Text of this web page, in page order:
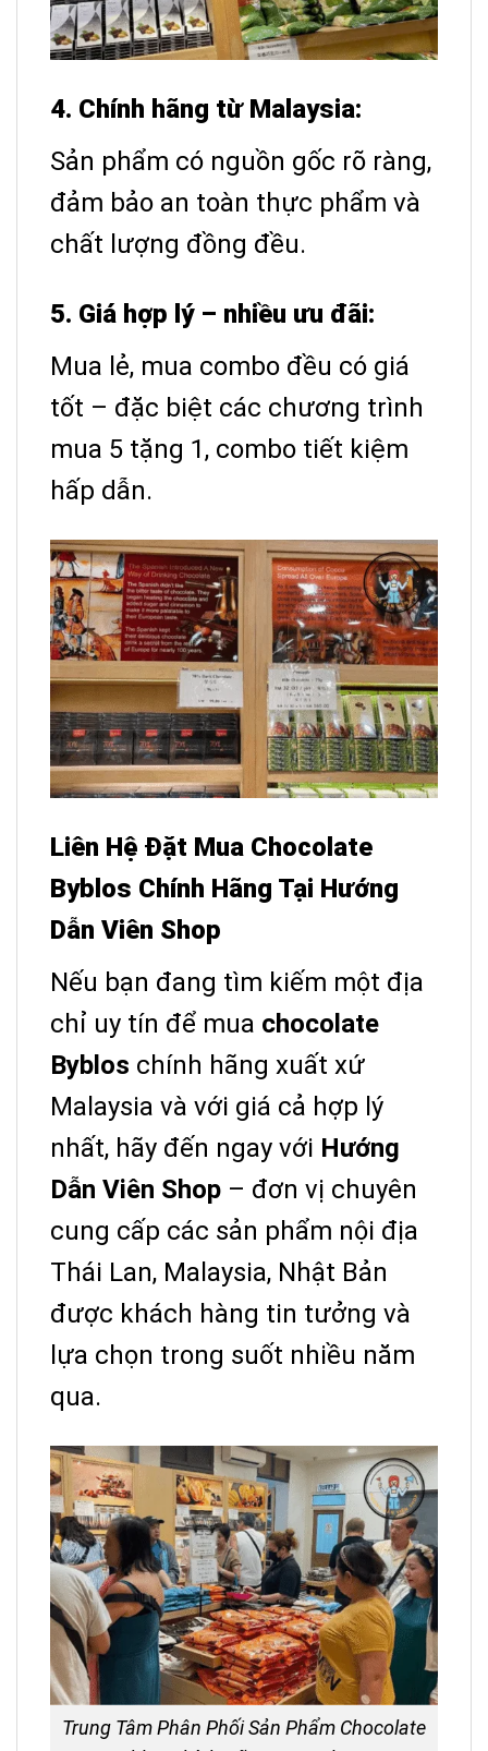
4. Chính hãng từ Malaysia:
Sản phẩm có nguồn gốc rõ ràng,
đảm bảo an toàn thực phẩm và
chất lượng đồng đều.
5. Giá hợp lý – nhiều ưu đãi:
Mua lẻ, mua combo đều có giá
tốt – đặc biệt các chương trình
mua 5 tặng 1, combo tiết kiệm
hấp dẫn.
Liên Hệ Đặt Mua Chocolate
Byblos Chính Hãng Tại Hướng
Dẫn Viên Shop
Nếu bạn đang tìm kiếm một địa
chỉ uy tín để mua chocolate
Byblos chính hãng xuất xứ
Malaysia và với giá cả hợp lý
nhất, hãy đến ngay với Hướng
Dẫn Viên Shop – đơn vị chuyên
cung cấp các sản phẩm nội địa
Thái Lan, Malaysia, Nhật Bản
được khách hàng tin tưởng và
lựa chọn trong suốt nhiều năm
qua.
Trung Tâm Phân Phối Sản Phẩm Chocolate